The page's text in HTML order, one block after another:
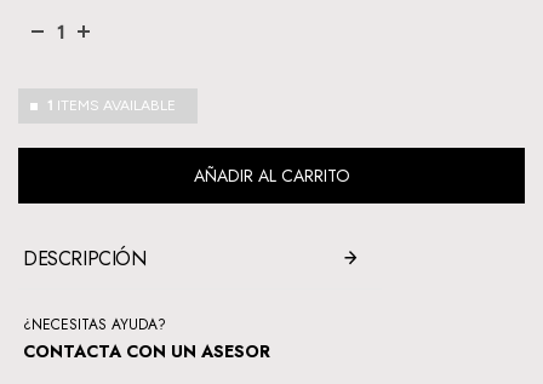
1 ITEMS AVAILABLE
AÑADIR AL CARRITO
DESCRIPCIÓN
¿NECESITAS AYUDA?
CONTACTA CON UN ASESOR